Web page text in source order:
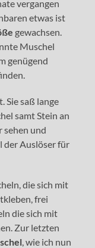
vergangen
etwas ist
gewachsen.
Muschel
genügend
Sie saß lange
samt Stein an
sehen und
der Auslöser für
die sich mit
frei
die sich mit
Zur letzten
, wie ich nun